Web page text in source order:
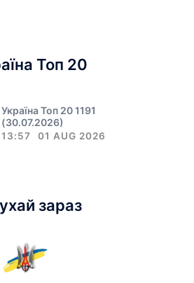
Топ 20
Україна Топ 20 1191
(30.07.2026)
13:57 01 AUG 2026
зараз